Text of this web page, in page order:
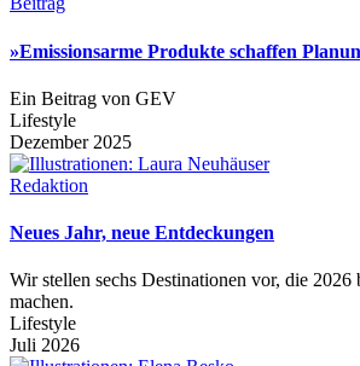
»Emissionsarme Produkte schaffen
Ein Beitrag von GEV
Lifestyle
Dezember 2025
Redaktion
Neues Jahr, neue Entdeckungen
Wir stellen sechs Destinationen vor, die 2026
machen.
Lifestyle
Juli 2026